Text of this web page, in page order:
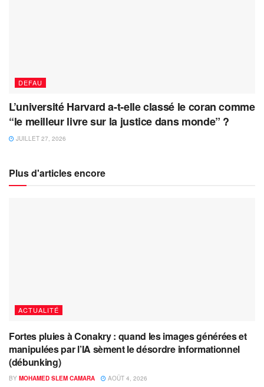
DEFAU
L’université Harvard a-t-elle classé le coran comme
“le meilleur livre sur la justice dans monde” ?
JUILLET 27, 2026
Plus d'articles encore
ACTUALITÉ
Fortes pluies à Conakry : quand les images générées et
manipulées par l’IA sèment le désordre informationnel
(débunking)
BY MOHAMED SLEM CAMARA AOÛT 4, 2026